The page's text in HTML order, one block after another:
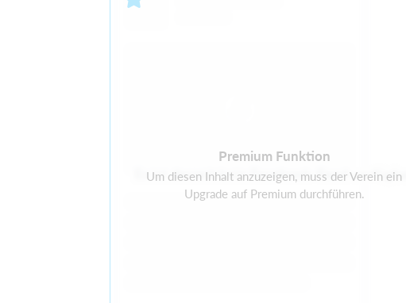
Premium Funktion
Um diesen Inhalt anzuzeigen, muss der Verein ein
Upgrade auf Premium durchführen.
Es ist derzeit kein Facebook-Feed verfügbar